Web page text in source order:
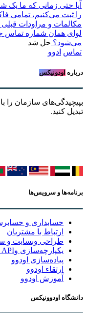
آیا حتی زمانی که ما یک
را ثبت می‌کنیم، تمامی
مکالمات و مراودات
لوای همان شماره تماس
می‌شود؟ حل شد
تماس ادوو
درباره اودونیکس
بپیچیدگی‌های سازمان
تبدیل کنید.
برنامه‌ها و سرویس‌ها
حسابداری و
ارتباط با مشتریان
طراحی وبسایت و
یکپارچه‌سازی وAPI اودوو
پیاده‌سازی اودوو
ارتقاء اودوو
آموزش اودوو
دانشگاه اودوونیکس